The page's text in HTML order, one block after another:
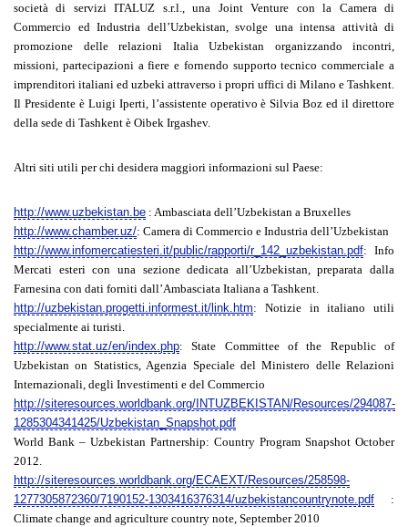
società di servizi ITALUZ s.r.l., una Joint Venture con la Camera di
Commercio ed Industria dell’Uzbekistan, svolge una intensa attività di
promozione delle relazioni Italia Uzbekistan organizzando incontri,
missioni, partecipazioni a fiere e fornendo supporto tecnico commerciale a
imprenditori italiani ed uzbeki attraverso i propri uffici di Milano e Tashkent.
Il Presidente è Luigi Iperti, l’assistente operativo è Silvia Boz ed il direttore
della sede di Tashkent è Oibek Irgashev.
Altri siti utili per chi desidera maggiori informazioni sul Paese:
http://www.uzbekistan.be : Ambasciata dell’Uzbekistan a Bruxelles
http://www.chamber.uz/: Camera di Commercio e Industria dell’Uzbekistan
http://www.infomercatiesteri.it/public/rapporti/r_142_uzbekistan.pdf: Info
Mercati esteri con una sezione dedicata all’Uzbekistan, preparata dalla
Farnesina con dati forniti dall’Ambasciata Italiana a Tashkent.
http://uzbekistan.progetti.informest.it/link.htm: Notizie in italiano utili
specialmente ai turisti.
http://www.stat.uz/en/index.php: State Committee of the Republic of
Uzbekistan on Statistics, Agenzia Speciale del Ministero delle Relazioni
Internazionali, degli Investimenti e del Commercio
http://siteresources.worldbank.org/INTUZBEKISTAN/Resources/294087-
1285304341425/Uzbekistan_Snapshot.pdf
World Bank – Uzbekistan Partnership: Country Program Snapshot October
2012.
http://siteresources.worldbank.org/ECAEXT/Resources/258598-
1277305872360/7190152-1303416376314/uzbekistancountrynote.pdf :
Climate change and agriculture country note, September 2010